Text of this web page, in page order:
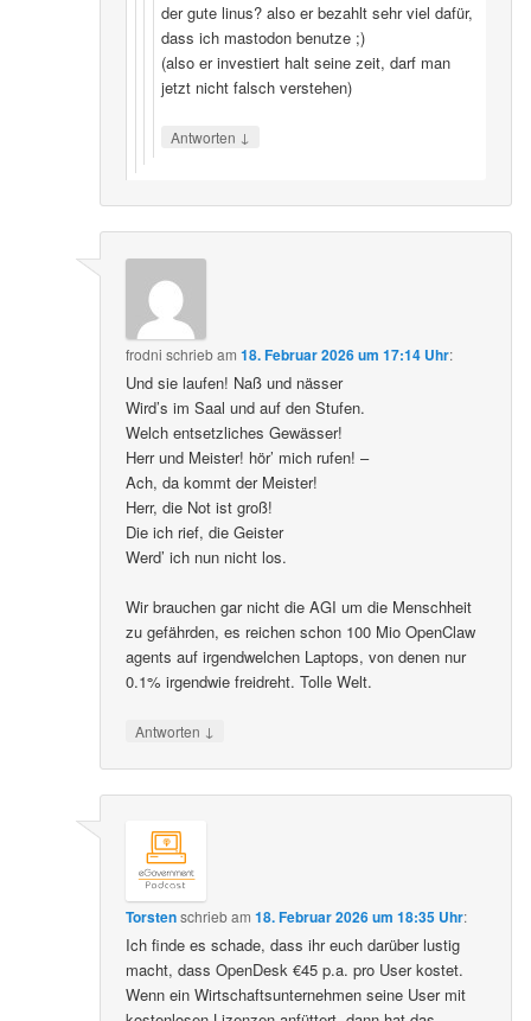
der gute linus? also er bezahlt sehr viel dafür,
dass ich mastodon benutze ;)
(also er investiert halt seine zeit, darf man
jetzt nicht falsch verstehen)
Antworten ↓
frodni schriebam18. Februar 2026 um 17:14 Uhr:
Und sie laufen! Naß und nässer
Wird’s im Saal und auf den Stufen.
Welch entsetzliches Gewässer!
Herr und Meister! hör’ mich rufen! –
Ach, da kommt der Meister!
Herr, die Not ist groß!
Die ich rief, die Geister
Werd’ ich nun nicht los.
Wir brauchen gar nicht die AGI um die Menschheit
zu gefährden, es reichen schon 100 Mio OpenClaw
agents auf irgendwelchen Laptops, von denen nur
0.1% irgendwie freidreht. Tolle Welt.
Antworten ↓
Torstenschriebam18. Februar 2026 um 18:35 Uhr:
Ich finde es schade, dass ihr euch darüber lustig
macht, dass OpenDesk €45 p.a. pro User kostet.
Wenn ein Wirtschaftsunternehmen seine User mit